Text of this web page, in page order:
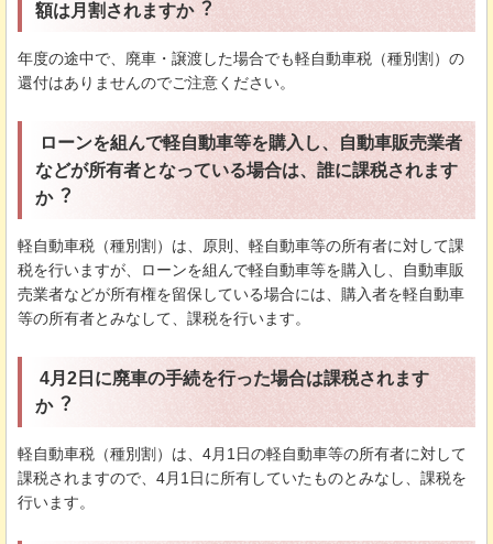
額は⽉割されますか︖
年度の途中で、廃⾞・譲渡した場合でも軽⾃動⾞税（種別割）の
還付はありませんのでご注意ください。
ローンを組んで軽⾃動⾞等を購⼊し、⾃動⾞販売業者
などが所有者となっている場合は、誰に課税されます
か︖
軽⾃動⾞税（種別割）は、原則、軽⾃動⾞等の所有者に対して課
税を⾏いますが、ローンを組んで軽⾃動⾞等を購⼊し、⾃動⾞販
売業者などが所有権を留保している場合には、購⼊者を軽⾃動⾞
等の所有者とみなして、課税を⾏います。
4⽉2⽇に廃⾞の⼿続を⾏った場合は課税されます
か︖
軽⾃動⾞税（種別割）は、4⽉1⽇の軽⾃動⾞等の所有者に対して
課税されますので、4⽉1⽇に所有していたものとみなし、課税を
⾏います。